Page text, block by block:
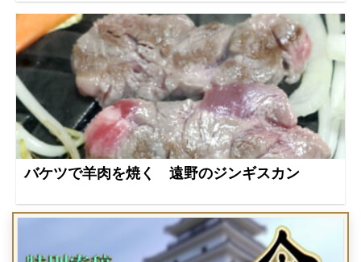
バケツで羊肉を焼く 遠野のジンギスカン